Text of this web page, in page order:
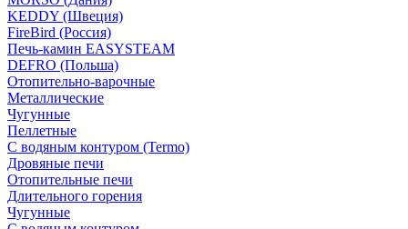
KEDDY (Швеция)
FireBird (Россия)
Печь-камин EASYSTEAM
DEFRO (Польша)
Отопительно-варочные
Металлические
Чугунные
Пеллетные
С водяным контуром (Termo)
Дровяные печи
Отопительные печи
Длительного горения
Чугунные